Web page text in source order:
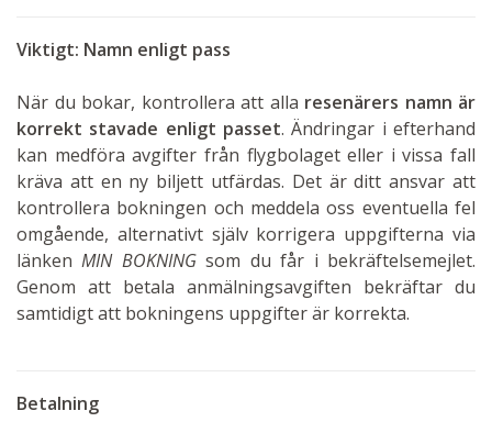
Viktigt: Namn enligt pass
När du bokar, kontrollera att alla resenärers namn är
korrekt stavade enligt passet. Ändringar i efterhand
kan medföra avgifter från flygbolaget eller i vissa fall
kräva att en ny biljett utfärdas. Det är ditt ansvar att
kontrollera bokningen och meddela oss eventuella fel
omgående, alternativt själv korrigera uppgifterna via
länkenMIN BOKNINGsom du får i bekräftelsemejlet.
Genom att betala anmälningsavgiften bekräftar du
samtidigt att bokningens uppgifter är korrekta.
Betalning